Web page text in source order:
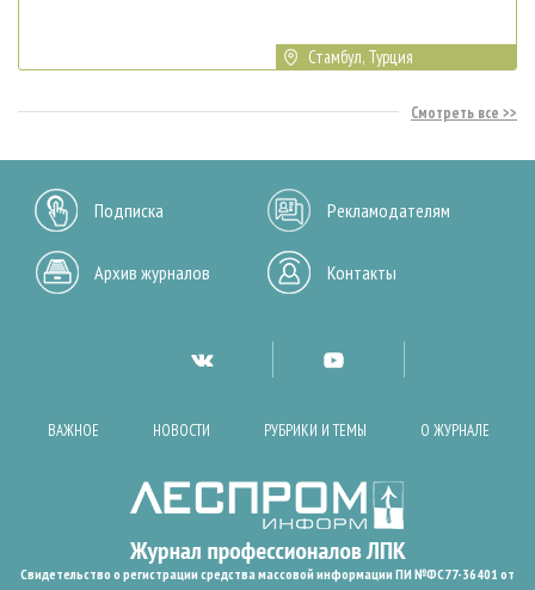
Стамбул, Турция
Смотреть все
Подписка Рекламодателям
Архив журналов Контакты
ВАЖНОЕ НОВОСТИ РУБРИКИ И ТЕМЫ О ЖУРНАЛЕ
Свидетельство о регистрации средства массовой информации ПИ №ФС77-36401 от